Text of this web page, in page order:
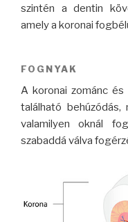
szintén a dentin
amely a koronai
FOGNYAK
A koronai zománc
található
valamilyen oknál
szabaddá válva